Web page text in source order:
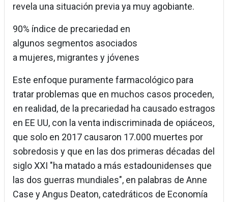
revela una situación previa ya muy agobiante.
90% índice de precariedad en
algunos segmentos asociados
a mujeres, migrantes y jóvenes
Este enfoque puramente farmacológico para
tratar problemas que en muchos casos proceden,
en realidad, de la precariedad ha causado estragos
en EE UU, con la venta indiscriminada de opiáceos,
que solo en 2017 causaron 17.000 muertes por
sobredosis y que en las dos primeras décadas del
siglo XXI "ha matado a más estadounidenses que
las dos guerras mundiales", en palabras de Anne
Case y Angus Deaton, catedráticos de Economía